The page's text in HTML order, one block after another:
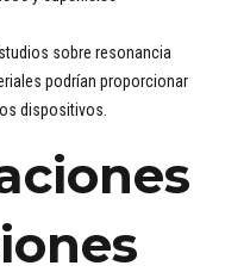
sobre resonancia
podrían proporcionar
dispositivos.